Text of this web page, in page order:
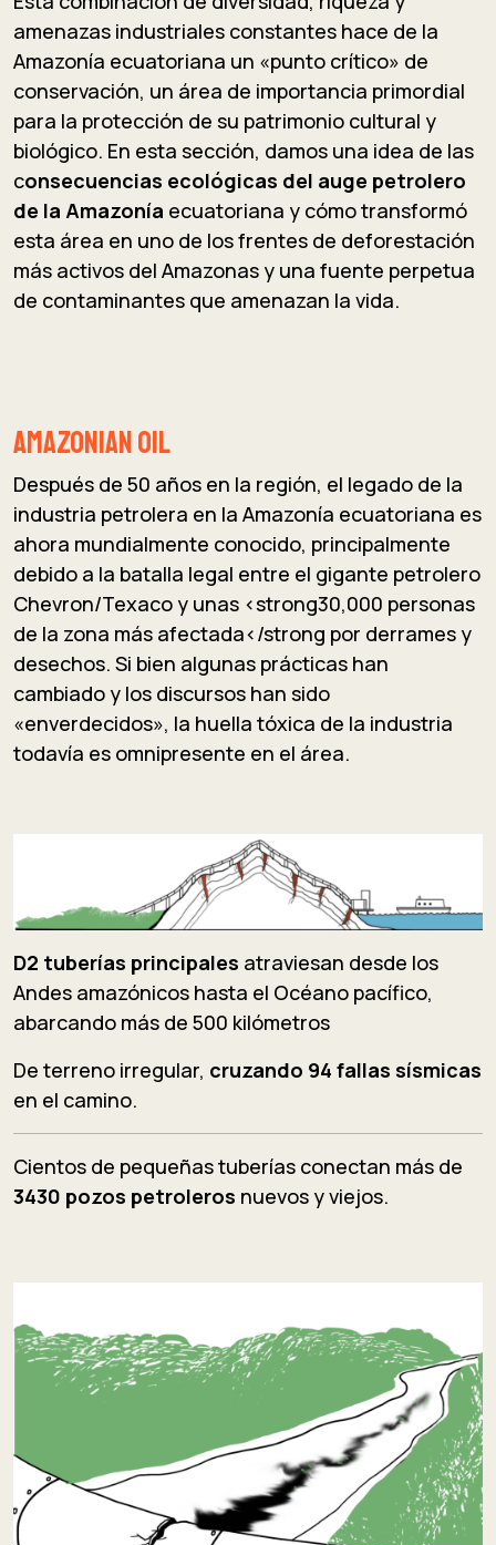
amenazas industriales constantes hace de la
Amazonía ecuatoriana un «punto crítico» de
conservación, un área de importancia primordial
para la protección de su patrimonio cultural y
biológico. En esta sección, damos una idea de las
consecuencias ecológicas del auge petrolero
de la Amazonía ecuatoriana y cómo transformó
esta área en uno de los frentes de deforestación
más activos del Amazonas y una fuente perpetua
de contaminantes que amenazan la vida.
Amazonian Oil
Después de 50 años en la región, el legado de la
industria petrolera en la Amazonía ecuatoriana es
ahora mundialmente conocido, principalmente
debido a la batalla legal entre el gigante petrolero
Chevron/Texaco y unas <strong30,000 personas
de la zona más afectada</strong por derrames y
desechos. Si bien algunas prácticas han
cambiado y los discursos han sido
«enverdecidos», la huella tóxica de la industria
todavía es omnipresente en el área.
D2 tuberías principales atraviesan desde los
Andes amazónicos hasta el Océano pacífico,
abarcando más de 500 kilómetros
De terreno irregular, cruzando 94 fallas sísmicas
en el camino.
Cientos de pequeñas tuberías conectan más de
3430 pozos petroleros nuevos y viejos.